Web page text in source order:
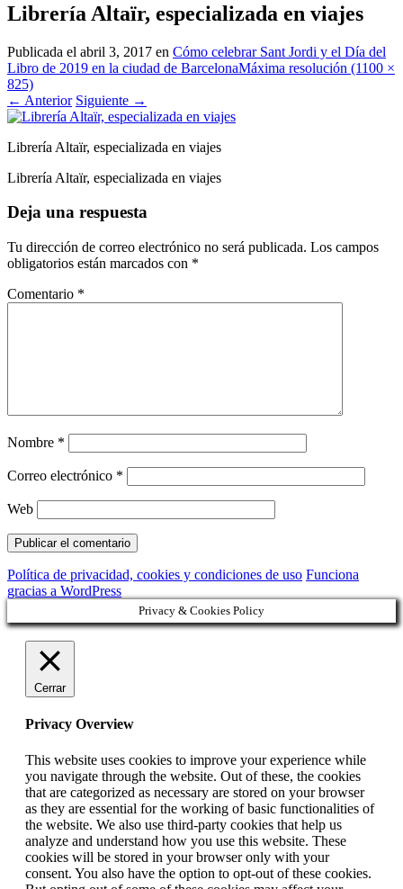
Librería Altaïr, especializada en viajes
Publicada el abril 3, 2017 en Cómo celebrar Sant Jordi y el Día del
Libro de 2019 en la ciudad de BarcelonaMáxima resolución (1100 ×
825)
← Anterior Siguiente →
Librería Altaïr, especializada en viajes
Librería Altaïr, especializada en viajes
Deja una respuesta
Tu dirección de correo electrónico no será publicada. Los campos
obligatorios están marcados con *
Comentario *
Nombre *
Correo electrónico *
Web
Política de privacidad, cookies y condiciones de uso Funciona
gracias a WordPress
Privacy & Cookies Policy
Cerrar
Privacy Overview
This website uses cookies to improve your experience while
you navigate through the website. Out of these, the cookies
that are categorized as necessary are stored on your browser
as they are essential for the working of basic functionalities of
the website. We also use third-party cookies that help us
analyze and understand how you use this website. These
cookies will be stored in your browser only with your
consent. You also have the option to opt-out of these cookies.